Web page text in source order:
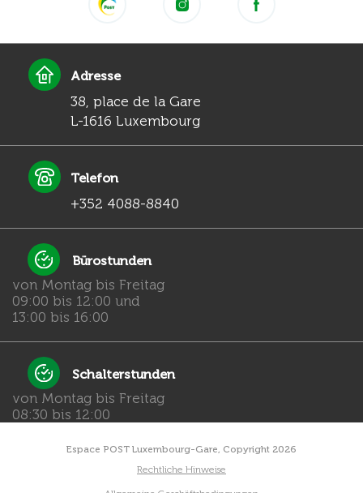
Adresse
38, place de la Gare
L-1616 Luxembourg
Telefon
+352 4088-8840
Bürostunden
von Montag bis Freitag
09:00 bis 12:00 und
13:00 bis 16:00
Schalterstunden
von Montag bis Freitag
08:30 bis 12:00